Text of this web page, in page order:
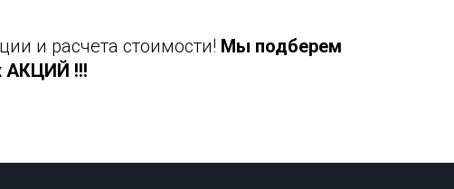
и расчета стоимости! Мы подберем
АКЦИЙ !!!